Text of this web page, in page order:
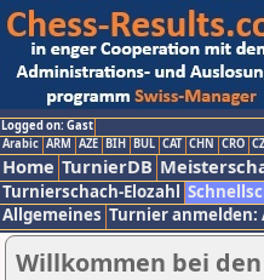
Logged on: Gast
Arabic ARM AZE BIH BUL CAT CHN CRO
Home TurnierDB
Turnierschach-Elozahl
Allgemeines Turnier anmelden:
Willkommen bei